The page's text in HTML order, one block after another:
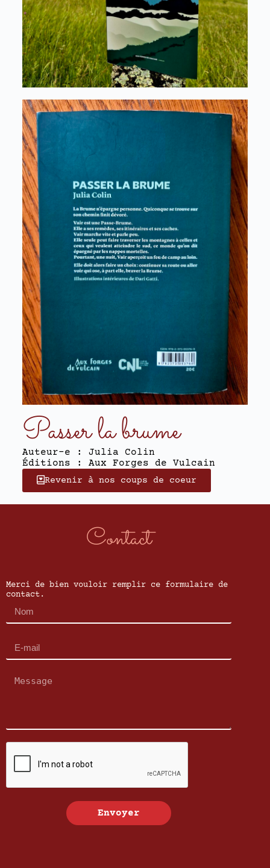
Passer la brume
Auteur-e : Julia Colin
Éditions : Aux Forges de Vulcain
Revenir à nos coups de coeur
Contact
Merci de bien vouloir remplir ce formulaire de
contact.
Envoyer